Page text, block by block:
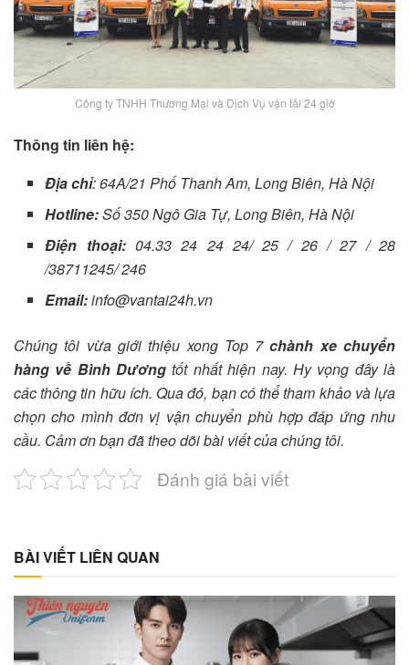
Công ty TNHH Thương Mại và Dịch Vụ vận tải 24 giờ
Thông tin liên hệ:
Địa chỉ: 64A/21 Phố Thanh Am, Long Biên, Hà Nội
Hotline:Số 350 Ngô Gia Tự, Long Biên, Hà Nội
Điện thoại: 04.33 24 24 24/ 25 / 26 / 27 / 28
/38711245/ 246
Email:info@vantai24h.vn
Chúng tôi vừa giới thiệu xong Top 7chành xe chuyển
hàng về Bình Dương tốt nhất hiện nay. Hy vọng đây là
các thông tin hữu ích. Qua đó, bạn có thể tham khảo và lựa
chọn cho mình đơn vị vận chuyển phù hợp đáp ứng nhu
cầu. Cảm ơn bạn đã theo dõi bài viết của chúng tôi.
Đánh giá bài viết
BÀI VIẾT LIÊN QUAN